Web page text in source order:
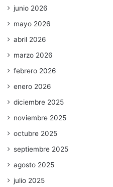
junio 2026
mayo 2026
abril 2026
marzo 2026
febrero 2026
enero 2026
diciembre 2025
noviembre 2025
octubre 2025
septiembre 2025
agosto 2025
julio 2025